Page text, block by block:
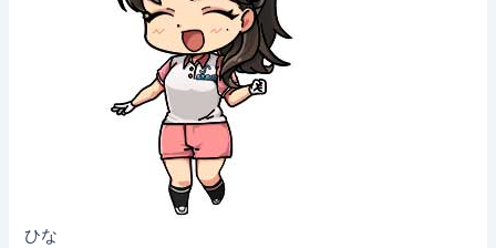
ひな